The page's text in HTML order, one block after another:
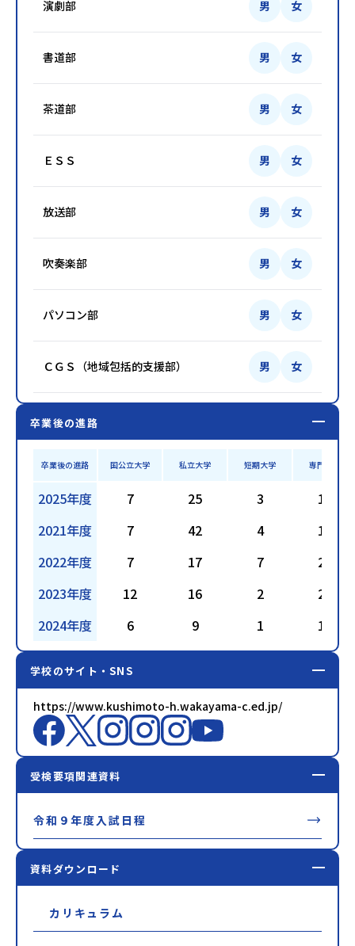
演劇部 男 女
書道部 男 女
茶道部 男 女
ＥＳＳ 男 女
放送部 男 女
吹奏楽部 男 女
パソコン部 男 女
ＣＧＳ（地域包括的支援部） 男 女
卒業後の進路
卒業後の進路 国公立大学 私立大学 短期大学 専門学校
2025年度 7 25 3
15
2021年度
7 42 4
13
2022年度
7 17 7
22
2023年度
12 16 2
22
2024年度
6 9 1 17
学校のサイト・SNS
https://www.kushimoto-h.wakayama-c.ed.jp/
受検要項関連資料
令和９年度入試日程
資料ダウンロード
カリキュラム